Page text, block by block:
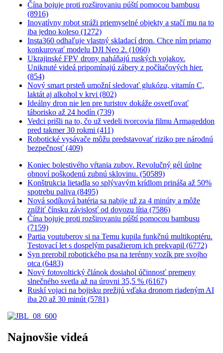
Čína bojuje proti rozširovaniu púští pomocou bambusu
(8916)
Inovatívny robot stráži priemyselné objekty a stačí mu na to
iba jedno koleso (1272)
Insta360 odhaľuje vlastný skladací dron. Chce ním priamo
konkurovať modelu DJI Neo 2. (1060)
Ukrajinské FPV drony naháňajú ruských vojakov.
Uniknuté videá pripomínajú zábery z počítačových hier.
(854)
Nový smart prsteň umožní sledovať glukózu, vitamín C,
laktát aj alkohol v krvi (802)
Ideálny dron nie len pre turistov dokáže osvetľovať
táborisko až 24 hodín (739)
Vedci prišli na to, čo už vedeli tvorcovia filmu Armageddon
pred takmer 30 rokmi (411)
Robotické vysávače môžu predstavovať riziko pre národnú
bezpečnosť (409)
Koniec bolestivého vŕtania zubov. Revolučný gél úplne
obnoví poškodenú zubnú sklovinu. (50589)
Konštrukcia lietadla so splývavým krídlom prináša až 50%
spotrebu paliva (8495)
Nová sodíková batéria sa nabije už za 4 minúty a môže
znížiť čínsku závislosť od dovozu lítia (7586)
Čína bojuje proti rozširovaniu púští pomocou bambusu
(7159)
Partia youtuberov si na Temu kupila funkčnú multikoptéru.
Testovací let s dospelým pasažierom ich prekvapil (6772)
Syn prerobil robotického psa na terénny vozík pre svojho
otca (6483)
Nový fotovoltický článok dosiahol účinnosť premeny
slnečného svetla až na úrovni 35,5 % (6167)
Ruskí vojaci na bojisku prežijú vďaka dronom riadeným AI
iba 20 až 30 minút (5781)
Najnovšie videá